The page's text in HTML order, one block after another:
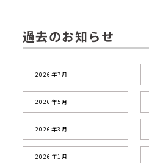
過去のお知らせ
2026年7月
2026年5月
2026年3月
2026年1月